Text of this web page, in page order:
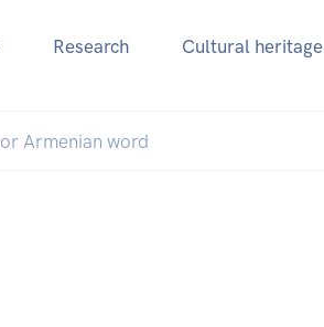
Research Cultural heritage